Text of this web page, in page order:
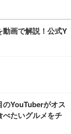
動画で解説！公式Y
のYouTuberがオス
たいグルメをチ